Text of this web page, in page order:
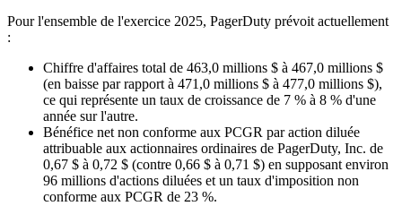
Pour l'ensemble de l'exercice 2025, PagerDuty prévoit actuellement
:
Chiffre d'affaires total de 463,0 millions $ à 467,0 millions $
(en baisse par rapport à 471,0 millions $ à 477,0 millions $),
ce qui représente un taux de croissance de 7 % à 8 % d'une
année sur l'autre.
Bénéfice net non conforme aux PCGR par action diluée
attribuable aux actionnaires ordinaires de PagerDuty, Inc. de
0,67 $ à 0,72 $ (contre 0,66 $ à 0,71 $) en supposant environ
96 millions d'actions diluées et un taux d'imposition non
conforme aux PCGR de 23 %.